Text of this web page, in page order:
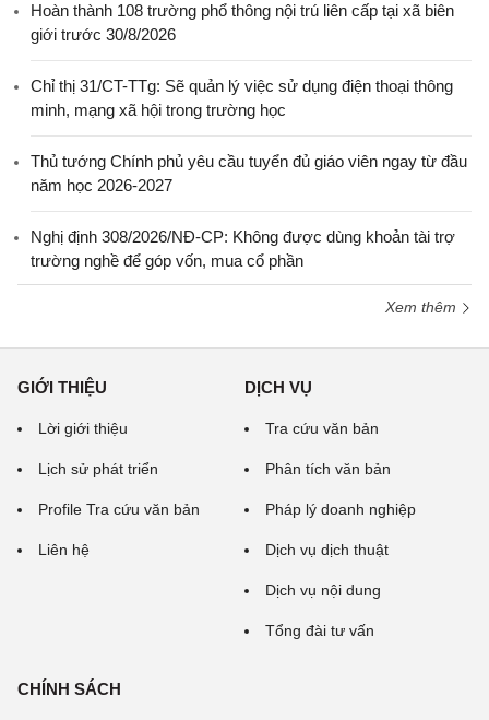
Hoàn thành 108 trường phổ thông nội trú liên cấp tại xã biên
giới trước 30/8/2026
Chỉ thị 31/CT-TTg: Sẽ quản lý việc sử dụng điện thoại thông
minh, mạng xã hội trong trường học
Thủ tướng Chính phủ yêu cầu tuyển đủ giáo viên ngay từ đầu
năm học 2026-2027
Nghị định 308/2026/NĐ-CP: Không được dùng khoản tài trợ
trường nghề để góp vốn, mua cổ phần
Xem thêm
GIỚI THIỆU
Lời giới thiệu
Lịch sử phát triển
Profile Tra cứu văn bản
Liên hệ
DỊCH VỤ
Tra cứu văn bản
Phân tích văn bản
Pháp lý doanh nghiệp
Dịch vụ dịch thuật
Dịch vụ nội dung
Tổng đài tư vấn
CHÍNH SÁCH